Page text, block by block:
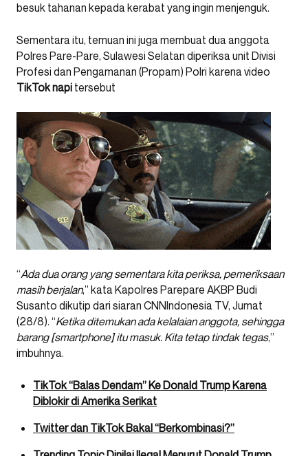
besuk tahanan kepada kerabat yang ingin menjenguk.
Sementara itu, temuan ini juga membuat dua anggota
Polres Pare-Pare, Sulawesi Selatan diperiksa unit Divisi
Profesi dan Pengamanan (Propam) Polri karena video
TikTok napi tersebut
“Ada dua orang yang sementara kita periksa, pemeriksaan
masih berjalan,” kata Kapolres Parepare AKBP Budi
Susanto dikutip dari siaran CNNIndonesia TV, Jumat
(28/8). “Ketika ditemukan ada kelalaian anggota, sehingga
barang [smartphone] itu masuk. Kita tetap tindak tegas,”
imbuhnya.
TikTok “Balas Dendam” Ke Donald Trump Karena
Diblokir di Amerika Serikat
Twitter dan TikTok Bakal “Berkombinasi?”